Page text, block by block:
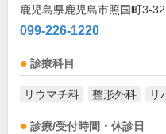
鹿児島県鹿児島市照国町3-32
099-226-1220
診療科目
リウマチ科 整形外科 リ
診療/受付時間・休診日